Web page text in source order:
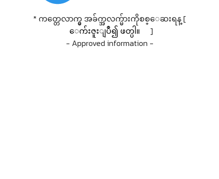
* ကတ္တေလာက္မွ အခ်က္အလက္မ်ားကိုစစ္ေဆးရန္ [
ေက်းဇူးျပဳ၍ ဖတ္ပါ။
]
- Approved information -